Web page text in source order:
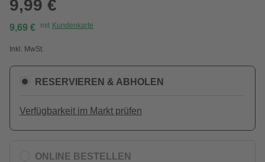
9,99 €
9,69 € mit Kundenkarte
Inkl. MwSt.
RESERVIEREN & ABHOLEN
Verfügbarkeit im Markt prüfen
ONLINE BESTELLEN